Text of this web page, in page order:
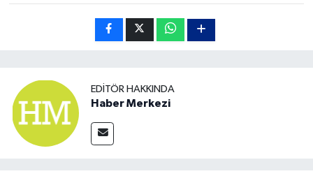
EDITÖR HAKKINDA
Haber Merkezi